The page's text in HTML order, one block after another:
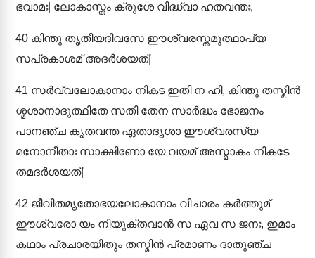
ഭവാമഃ| ലോകാസ്തം ക്രുശേ വിദ്ധ്വാ ഹതവന്തഃ,
40 കിന്തു തൃതീയദിവസേ ഈശ്വരസ്തമുത്ഥാപ്യ
സപ്രകാശമ് അദർശയത്|
41 സർവ്വലോകാനാം നികട ഇതി ന ഹി, കിന്തു തസ്മിൻ
ശ്മശാനാദുത്ഥിതേ സതി തേന സാർദ്ധം ഭോജനം
പാനഞ്ച കൃതവന്ത ഏതാദൃശാ ഈശ്വരസ്യ
മനോനീതാഃ സാക്ഷിണോ യേ വയമ് അസ്മാകം നികടേ
തമദർശയത്|
42 ജീവിതമൃതോഭയലോകാനാം വിചാരം കർത്തുമ്
ഈശ്വരോ യം നിയുക്തവാൻ സ ഏവ സ ജനഃ, ഇമാം
കഥാം പ്രചാരയിതും തസ്മിൻ പ്രമാണം ദാതുഞ്ച